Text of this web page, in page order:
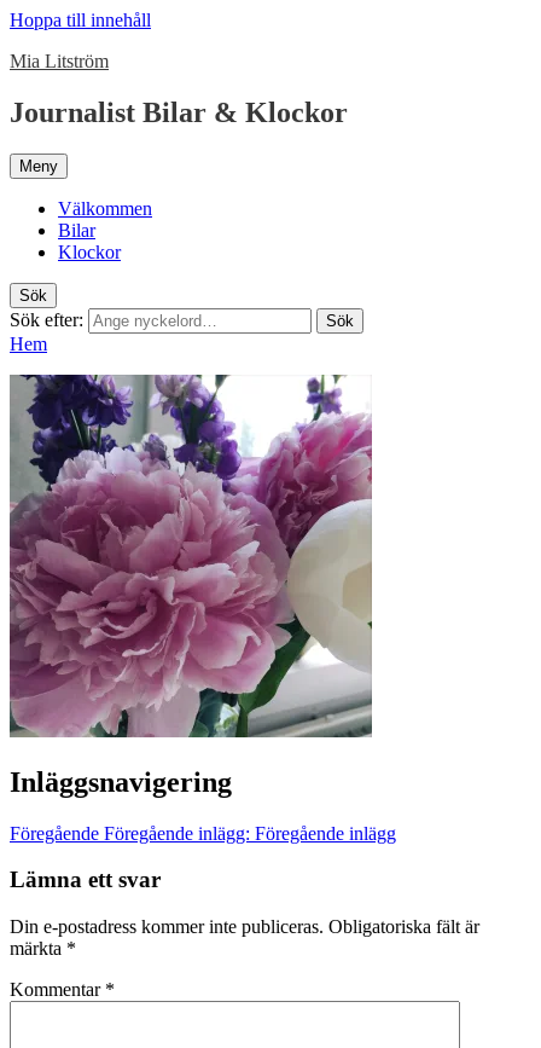
Hoppa till innehåll
Mia Litström
Journalist Bilar & Klockor
Meny
Välkommen
Bilar
Klockor
Sök
Sök efter: Sök
Hem
Inläggsnavigering
Föregående Föregående inlägg: Föregående inlägg
Lämna ett svar
Din e-postadress kommer inte publiceras. Obligatoriska fält är
märkta *
Kommentar *